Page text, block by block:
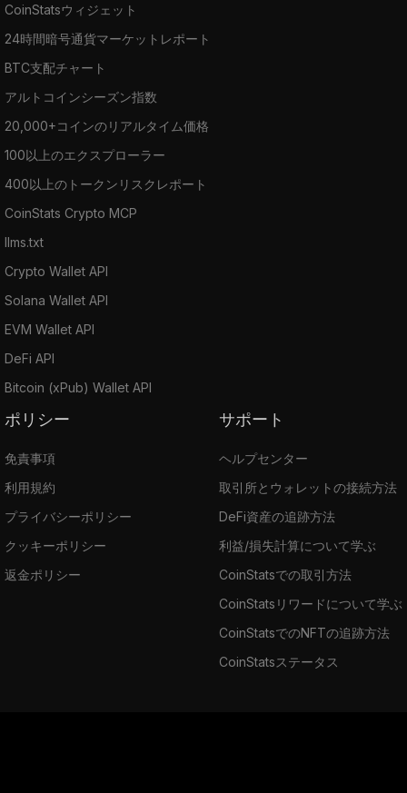
CoinStatsウィジェット
24時間暗号通貨マーケットレポート
BTC支配チャート
アルトコインシーズン指数
20,000+コインのリアルタイム価格
100以上のエクスプローラー
400以上のトークンリスクレポート
CoinStats Crypto MCP
llms.txt
Crypto Wallet API
Solana Wallet API
EVM Wallet API
DeFi API
Bitcoin (xPub) Wallet API
ポリシー
免責事項
利用規約
プライバシーポリシー
クッキーポリシー
返金ポリシー
サポート
ヘルプセンター
取引所とウォレットの接続方法
DeFi資産の追跡方法
利益/損失計算について学ぶ
CoinStatsでの取引方法
CoinStatsリワードについて学ぶ
CoinStatsでのNFTの追跡方法
CoinStatsステータス